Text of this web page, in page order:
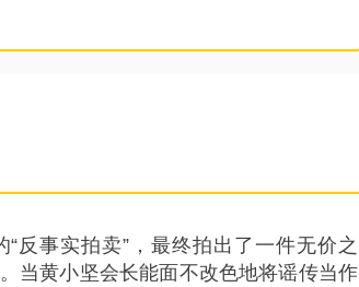
反事实拍卖”，最终拍出了一件无价之
当黄小坚会长能面不改色地将谣传当作